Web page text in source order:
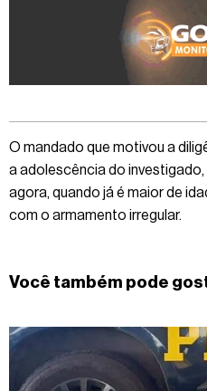
O mandado que motivou a
a adolescência do
agora, quando já é maior de
com o armamento irregular.
Você também pode